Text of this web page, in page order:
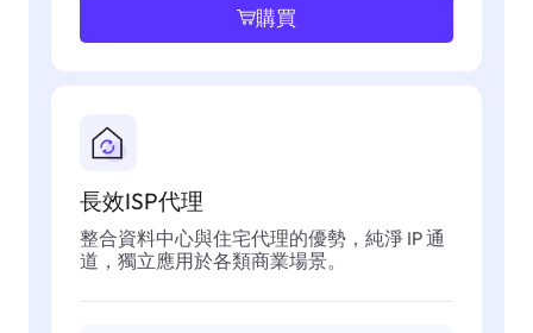
購買
長效ISP代理
整合資料中心與住宅代理的優勢，純淨 IP 通
道，獨立應用於各類商業場景。